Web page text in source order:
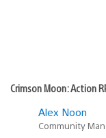
Crimson Moon: Action
Alex Noon
Community